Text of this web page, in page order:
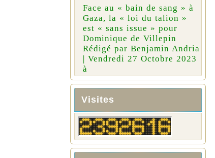
Face au « bain de sang » à
Gaza, la « loi du talion »
est « sans issue » pour
Dominique de Villepin
Rédigé par Benjamin Andria
| Vendredi 27 Octobre 2023
à
Visites